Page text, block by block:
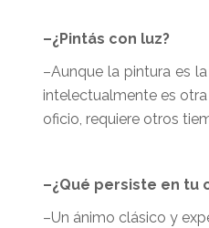
–¿Pintás con luz?
–Aunque la pintura es
intelectualmente es
oficio, requiere otros
–¿Qué persiste en tu
–Un ánimo clásico y